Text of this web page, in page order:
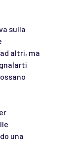
sulla
altri, ma
una